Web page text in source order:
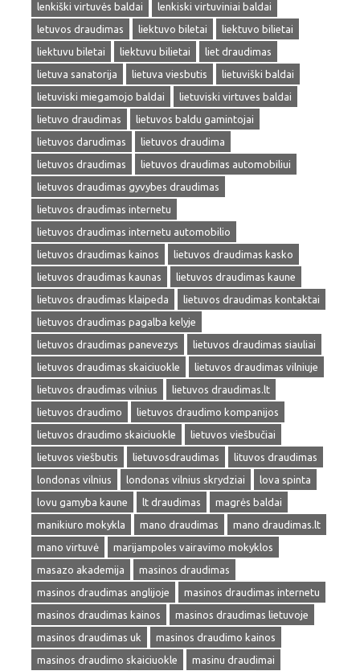
lenkiški virtuvės baldai
lenkiski virtuviniai baldai
letuvos draudimas
liektuvo biletai
liektuvo bilietai
liektuvu biletai
liektuvu bilietai
liet draudimas
lietuva sanatorija
lietuva viesbutis
lietuviški baldai
lietuviski miegamojo baldai
lietuviski virtuves baldai
lietuvo draudimas
lietuvos baldu gamintojai
lietuvos darudimas
lietuvos draudima
lietuvos draudimas
lietuvos draudimas automobiliui
lietuvos draudimas gyvybes draudimas
lietuvos draudimas internetu
lietuvos draudimas internetu automobilio
lietuvos draudimas kainos
lietuvos draudimas kasko
lietuvos draudimas kaunas
lietuvos draudimas kaune
lietuvos draudimas klaipeda
lietuvos draudimas kontaktai
lietuvos draudimas pagalba kelyje
lietuvos draudimas panevezys
lietuvos draudimas siauliai
lietuvos draudimas skaiciuokle
lietuvos draudimas vilniuje
lietuvos draudimas vilnius
lietuvos draudimas.lt
lietuvos draudimo
lietuvos draudimo kompanijos
lietuvos draudimo skaiciuokle
lietuvos viešbučiai
lietuvos viešbutis
lietuvosdraudimas
lituvos draudimas
londonas vilnius
londonas vilnius skrydziai
lova spinta
lovu gamyba kaune
lt draudimas
magrės baldai
manikiuro mokykla
mano draudimas
mano draudimas.lt
mano virtuvė
marijampoles vairavimo mokyklos
masazo akademija
masinos draudimas
masinos draudimas anglijoje
masinos draudimas internetu
masinos draudimas kainos
masinos draudimas lietuvoje
masinos draudimas uk
masinos draudimo kainos
masinos draudimo skaiciuokle
masinu draudimai